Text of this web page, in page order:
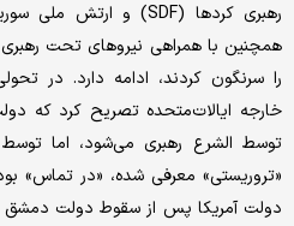
را سرنگون کردند، ادامه دارد. در
خارجه ایالات‌متحده تصریح کرد که
توسط الشرع رهبری می‌شود، اما
«تروریستی» معرفی شده، «در تماس»
دولت آمریکا پس از سقوط دولت دمشق